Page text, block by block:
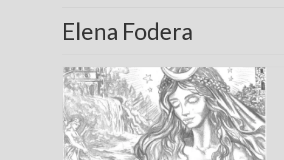
Elena Fodera